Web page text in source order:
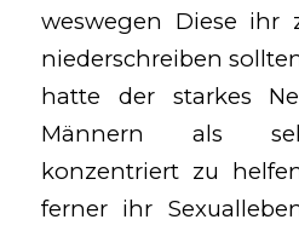
weswegen Diese ihr
niederschreiben
hatte der starkes
Männern als
konzentriert zu
ferner ihr